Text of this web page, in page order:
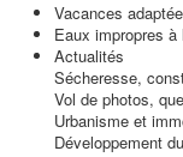
Vacances
Eaux impropres
Actualités
Sécheresse,
Vol de photos,
Urbanisme et
Développement